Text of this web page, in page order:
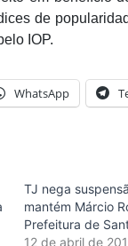
de
pelo IOP.
WhatsApp
TJ nega
mantém Márcio
Prefeitura de
12 de abril de